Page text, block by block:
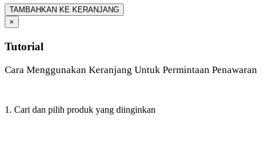
TAMBAHKAN KE KERANJANG
×
Tutorial
Cara Menggunakan Keranjang Untuk Permintaan Penawaran
1. Cari dan pilih produk yang diinginkan